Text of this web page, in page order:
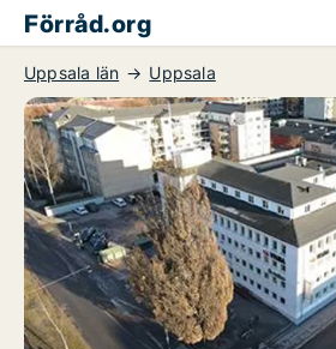
Förråd.org
Uppsala län Uppsala